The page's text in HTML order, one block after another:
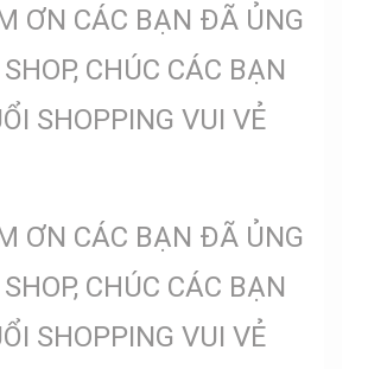
ƠN CÁC BẠN ĐÃ ỦNG
CHÚC CÁC BẠN
SHOPPING VUI VẺ
ƠN CÁC BẠN ĐÃ ỦNG
CHÚC CÁC BẠN
SHOPPING VUI VẺ